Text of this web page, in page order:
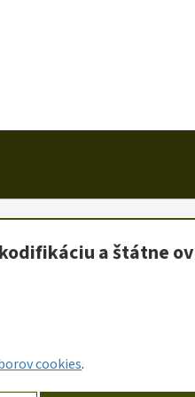
o používaní súborov cookies
kvality Slovenskej
a štátne
cookies.